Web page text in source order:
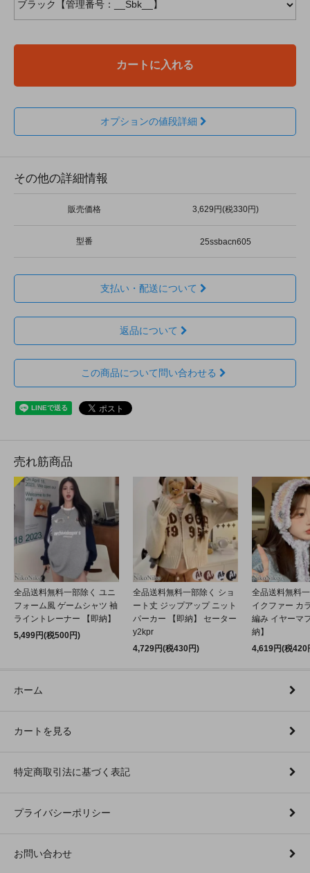
カートに入れる
オプションの値段詳細
その他の詳細情報
販売価格 3,629円(税330円)
型番 25ssbacn605
支払い・配送について
返品について
この商品について問い合わせる
売れ筋商品
全品送料無料一部除く ユニ
フォーム風 ゲームシャツ 袖
ライントレーナー 【即納】
5,499円(税500円)
全品送料無料一部除く ショ
ート丈 ジップアップ ニット
パーカー 【即納】 セーター
y2kpr
4,729円(税430円)
全品送料無料
イクファー カ
編み イヤーマ
納】
4,619円(税420
ホーム
カートを見る
特定商取引法に基づく表記
プライバシーポリシー
お問い合わせ